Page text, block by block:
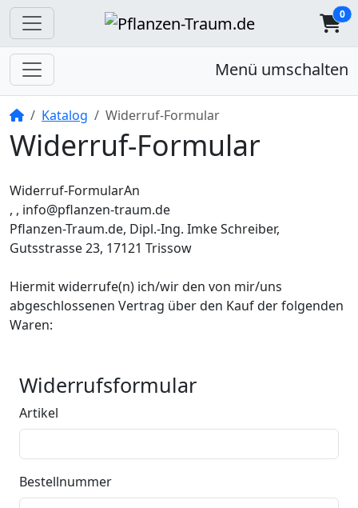
0
Menü umschalten
Startseite
Katalog Widerruf-Formular
Widerruf-Formular
Widerruf-FormularAn
, , info@pflanzen-traum.de
Pflanzen-Traum.de, Dipl.-Ing. Imke Schreiber,
Gutsstrasse 23, 17121 Trissow
Hiermit widerrufe(n) ich/wir den von mir/uns
abgeschlossenen Vertrag über den Kauf der folgenden
Waren:
Widerrufsformular
Artikel
Bestellnummer